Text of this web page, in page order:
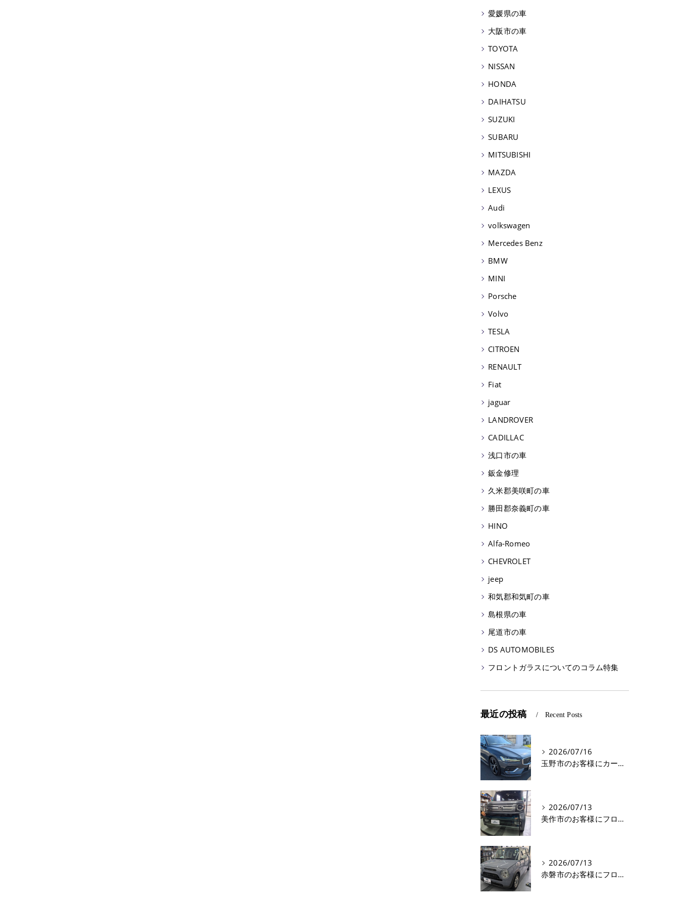
愛媛県の車
大阪市の車
TOYOTA
NISSAN
HONDA
DAIHATSU
SUZUKI
SUBARU
MITSUBISHI
MAZDA
LEXUS
Audi
volkswagen
Mercedes Benz
BMW
MINI
Porsche
Volvo
TESLA
CITROEN
RENAULT
Fiat
jaguar
LANDROVER
CADILLAC
浅口市の車
鈑金修理
久米郡美咲町の車
勝田郡奈義町の車
HINO
Alfa-Romeo
CHEVROLET
jeep
和気郡和気町の車
島根県の車
尾道市の車
DS AUTOMOBILES
フロントガラスについてのコラム特集
最近の投稿 Recent Posts
2026/07/16
玉野市のお客様にカーフィルム(遮熱フィルム) V60【nexus株式会社】
2026/07/13
美作市のお客様にフロントガラス交換 N-VAN【nexus株式会社】
2026/07/13
赤磐市のお客様にフロントガラス飛び石修理 ラパン【nexus株式会社】